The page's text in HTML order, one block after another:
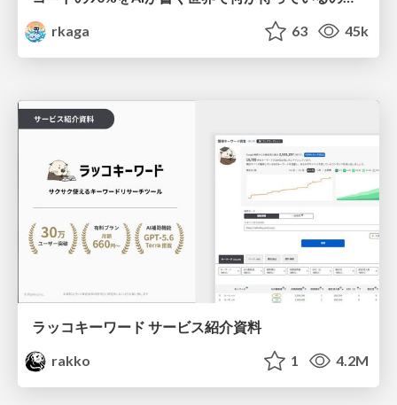
rkaga
63 45k
ラッコキーワード サービス紹介資料
rakko
1 4.2M